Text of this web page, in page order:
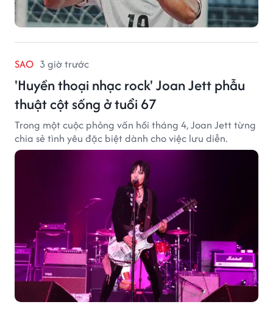
SAO 3 giờ trước
'Huyền thoại nhạc rock' Joan Jett phẫu
thuật cột sống ở tuổi 67
Trong một cuộc phỏng vấn hồi tháng 4, Joan Jett từng
chia sẻ tình yêu đặc biệt dành cho việc lưu diễn.